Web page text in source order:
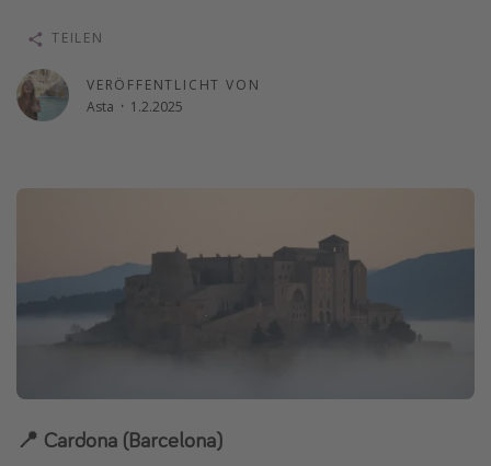
Roadtrips
Wochenendtrip
Singlereisen
Hotels am Achensee
Weitere Themen
Rundreisen in Thailand
VERÖFFENTLICHT VON
Asta · 1.2.2025
TEILEN
📍 Cardona (Barcelona)